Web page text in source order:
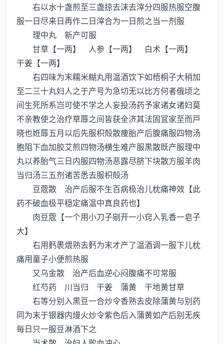
右以水十盏煎至三盏掠去沫去滓分四服热服空腹
服一日尽来日再作二日滓合为一日煎之当一剂服
理中丸 新产可服
甘草【一两】 人参【一两】 白术【一两】
干姜【一两】
右四味为末糯米糊丸用温酒饮下如梧桐子大稍加
至二三十丸妇人之于产号为急切无以比方何者俄顷之
间生死所系岂可使不学之人妄投汤药予家诸女诸妇莫
不亲教使之治疗草蓐之间皆获全济其法固冝家至而戸
晓也姙蓐五月以后先服枳殻散痩胎产后腹痛服四物汤
胞阻下血加胶艾煎四物汤横生难产服黒散既产服理中
丸以养胎气三日内服四物汤恶露尽脐下块散方服羊肉
当归汤三五剂诸苦悉去服枳殻汤
豆蔲散 治产后服不生百病极治儿枕痛神效【此
药不破血极平穏定痛温中真良药也】
肉豆蔲【一个用小刀子剜开一小窍入乳香一皂子
大】
右用麫褁煨熟去麫为末才产了温酒调一服下儿枕
痛用童子小便煎热服
又乌金散 治产后血逆心闷腹痛不可常服
红芍药 川当归 干姜 蒲黄 干地黄甘草
右等分别入黒豆一合炒令香熟去皮除蒲黄与别药
同为末于银器内熳火炒令紫色后入蒲黄如产后别无疾
毎日只一服豆淋酒下之